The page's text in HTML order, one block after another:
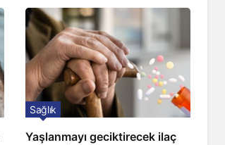
Yaşlanmayı geciktirecek ilaç
Sağlık